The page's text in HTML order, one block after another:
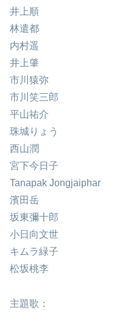
井上順
林遣都
内村遥
井上肇
市川猿弥
市川笑三郎
平山祐介
珠城りょう
西山潤
宮下今日子
Tanapak Jongjaiphar
濱田岳
坂東彌十郎
小日向文世
キムラ緑子
松坂桃李
主題歌：